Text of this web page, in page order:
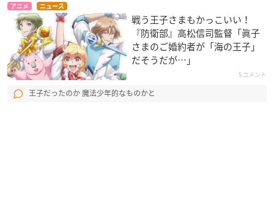
アニメ ニュース
戦う王子さまもかっこいい！
『防衛部』高松信司監督「眞子
さまのご婚約者が「海の王子」
だそうだが…」
5コメント
王子だったのか 魔法少年的なものかと